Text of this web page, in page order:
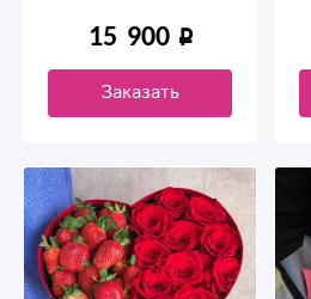
15 900
Заказать